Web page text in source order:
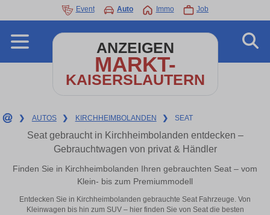
Event Auto Immo Job
ANZEIGEN
MARKT-
KAISERSLAUTERN
❯ AUTOS ❯ KIRCHHEIMBOLANDEN ❯ SEAT
Seat gebraucht in Kirchheimbolanden entdecken –
Gebrauchtwagen von privat & Händler
Finden Sie in Kirchheimbolanden Ihren gebrauchten Seat – vom
Klein- bis zum Premiummodell
Entdecken Sie in Kirchheimbolanden gebrauchte Seat Fahrzeuge. Von
Kleinwagen bis hin zum SUV – hier finden Sie von Seat die besten